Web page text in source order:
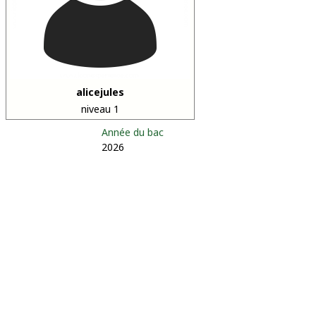
alicejules
niveau 1
Année du bac
2026